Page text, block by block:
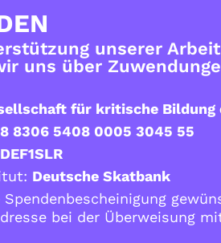
unserer Arbeit
uns über
für kritische Bildung
8306 5408 0005 3045 55
Deutsche Skatbank
Spendenbescheinigung
bei der Überweisung